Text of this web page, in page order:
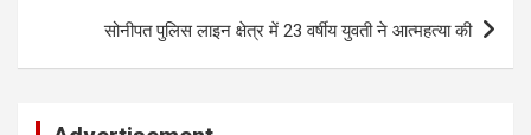
सोनीपत पुलिस लाइन क्षेत्र में 23 वर्षीय युवती ने आत्महत्या की